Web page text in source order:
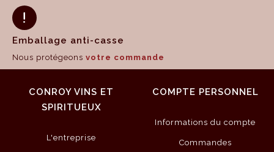
Emballage anti-casse
Nous protégeons votre commande
CONROY VINS ET
SPIRITUEUX
L'entreprise
COMPTE PERSONNEL
Informations du compte
Commandes